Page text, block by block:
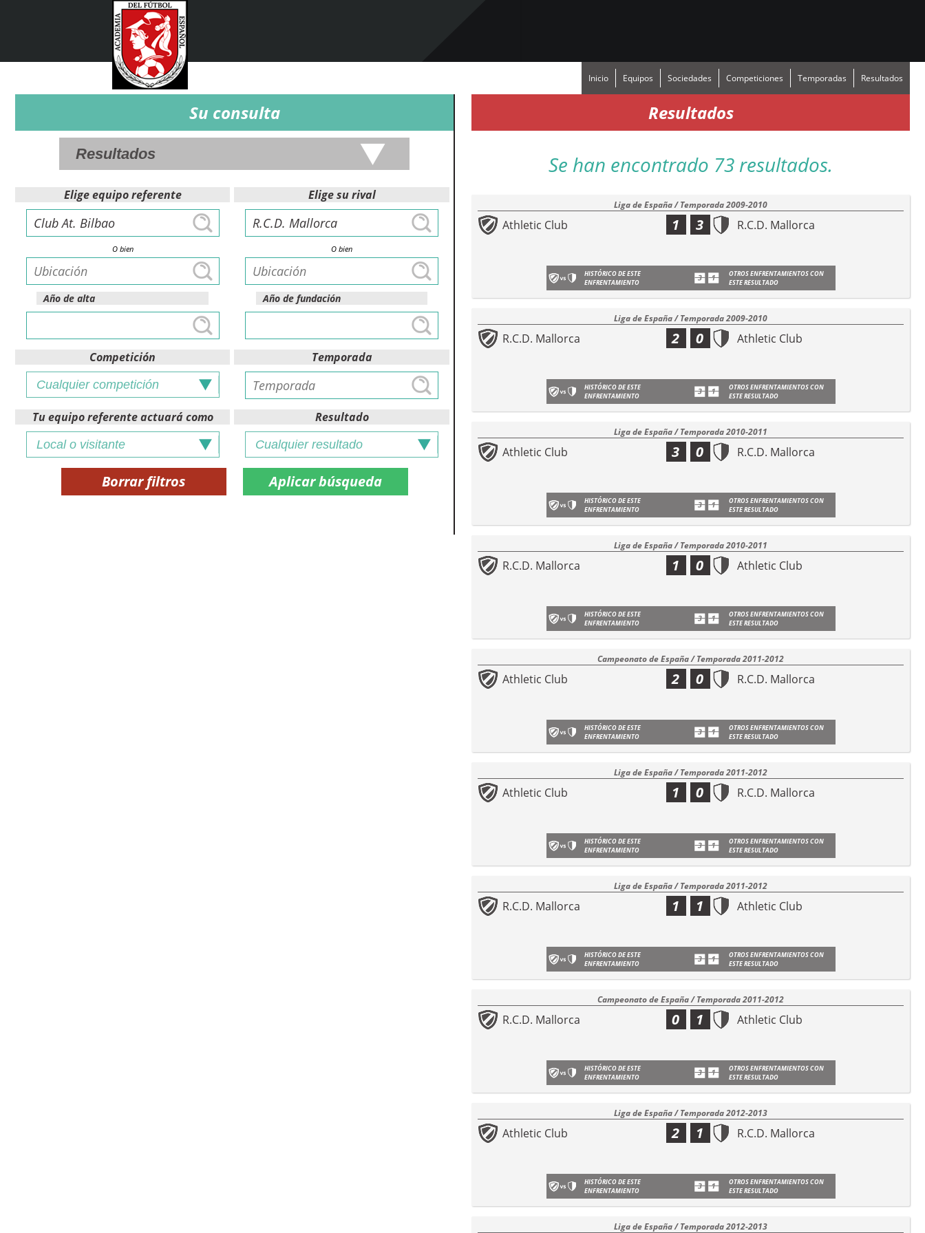
Inicio Equipos Sociedades Competiciones Temporadas Resultados
Su consulta
Elige equipo referente
O bien
Año de alta
Elige su rival
O bien
Año de fundación
Competición Temporada
Tu equipo referente actuará como Resultado
Borrar filtros
Resultados
Se han encontrado 73 resultados.
Liga de España / Temporada 2009-2010
Athletic Club 1 R.C.D. Mallorca
3
HISTÓRICO DE ESTE
ENFRENTAMIENTO
OTROS ENFRENTAMIENTOS CON
ESTE RESULTADO
Liga de España / Temporada 2009-2010
R.C.D. Mallorca 2 Athletic Club
0
HISTÓRICO DE ESTE
ENFRENTAMIENTO
OTROS ENFRENTAMIENTOS CON
ESTE RESULTADO
Liga de España / Temporada 2010-2011
Athletic Club 3 R.C.D. Mallorca
0
HISTÓRICO DE ESTE
ENFRENTAMIENTO
OTROS ENFRENTAMIENTOS CON
ESTE RESULTADO
Liga de España / Temporada 2010-2011
R.C.D. Mallorca 1 Athletic Club
0
HISTÓRICO DE ESTE
ENFRENTAMIENTO
OTROS ENFRENTAMIENTOS CON
ESTE RESULTADO
Campeonato de España / Temporada 2011-2012
Athletic Club 2 R.C.D. Mallorca
0
HISTÓRICO DE ESTE
ENFRENTAMIENTO
OTROS ENFRENTAMIENTOS CON
ESTE RESULTADO
Liga de España / Temporada 2011-2012
Athletic Club 1 R.C.D. Mallorca
0
HISTÓRICO DE ESTE
ENFRENTAMIENTO
OTROS ENFRENTAMIENTOS CON
ESTE RESULTADO
Liga de España / Temporada 2011-2012
R.C.D. Mallorca 1 Athletic Club
1
HISTÓRICO DE ESTE
ENFRENTAMIENTO
OTROS ENFRENTAMIENTOS CON
ESTE RESULTADO
Campeonato de España / Temporada 2011-2012
R.C.D. Mallorca 0 Athletic Club
1
HISTÓRICO DE ESTE
ENFRENTAMIENTO
OTROS ENFRENTAMIENTOS CON
ESTE RESULTADO
Liga de España / Temporada 2012-2013
Athletic Club 2 R.C.D. Mallorca
1
HISTÓRICO DE ESTE
ENFRENTAMIENTO
OTROS ENFRENTAMIENTOS CON
ESTE RESULTADO
Liga de España / Temporada 2012-2013